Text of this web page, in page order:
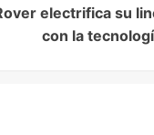
electrifica su
con la